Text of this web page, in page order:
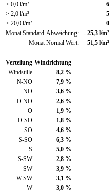
> 0,0 l/m²
6
> 2,0 l/m²
5
> 20,0 l/m²
0
Monat Standard-Abweichung:
- 25,3 l/m²
Monat Normal Wert:
51,5 l/m²
Verteilung Windrichtung
Windstille
8,2 %
N-NO
7,9 %
NO
3,6 %
O-NO
2,6 %
O
1,9 %
O-SO
1,8 %
SO
4,6 %
S-SO
6,3 %
S
5,0 %
S-SW
2,8 %
SW
3,9 %
W-SW
3,1 %
W
3,0 %